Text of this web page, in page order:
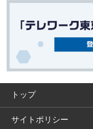
トップ
サイトポリシー